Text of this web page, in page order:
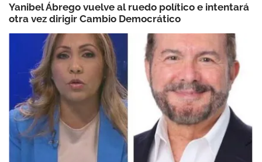
Yanibel Ábrego vuelve al ruedo político e intentará
otra vez dirigir Cambio Democrático